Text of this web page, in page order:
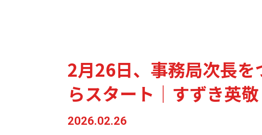
2月26日、事務局次長
らスタート｜すずき英敬
2026.02.26